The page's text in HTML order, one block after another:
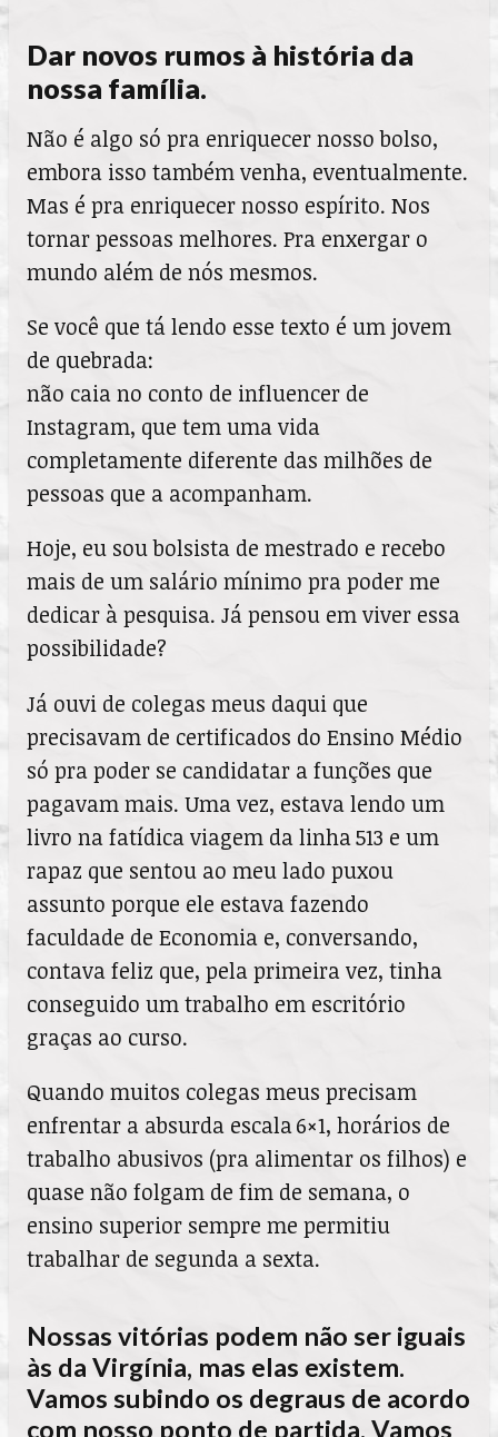
Dar novos rumos à história da
nossa família.
Não é algo só pra enriquecer nosso bolso,
embora isso também venha, eventualmente.
Mas é pra enriquecer nosso espírito. Nos
tornar pessoas melhores. Pra enxergar o
mundo além de nós mesmos.
Se você que tá lendo esse texto é um jovem
de quebrada:
não caia no conto de influencer de
Instagram, que tem uma vida
completamente diferente das milhões de
pessoas que a acompanham.
Hoje, eu sou bolsista de mestrado e recebo
mais de um salário mínimo pra poder me
dedicar à pesquisa. Já pensou em viver essa
possibilidade?
Já ouvi de colegas meus daqui que
precisavam de certificados do Ensino Médio
só pra poder se candidatar a funções que
pagavam mais. Uma vez, estava lendo um
livro na fatídica viagem da linha 513 e um
rapaz que sentou ao meu lado puxou
assunto porque ele estava fazendo
faculdade de Economia e, conversando,
contava feliz que, pela primeira vez, tinha
conseguido um trabalho em escritório
graças ao curso.
Quando muitos colegas meus precisam
enfrentar a absurda escala 6×1, horários de
trabalho abusivos (pra alimentar os filhos) e
quase não folgam de fim de semana, o
ensino superior sempre me permitiu
trabalhar de segunda a sexta.
Nossas vitórias podem não ser iguais
às da Virgínia, mas elas existem.
Vamos subindo os degraus de acordo
com nosso ponto de partida. Vamos